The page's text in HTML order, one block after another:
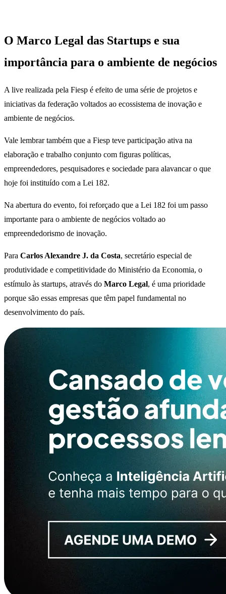
O Marco Legal das Startups e sua
importância para o ambiente de negócios
A live realizada pela Fiesp é efeito de uma série de projetos e
iniciativas da federação voltados ao ecossistema de inovação e
ambiente de negócios.
Vale lembrar também que a Fiesp teve participação ativa na
elaboração e trabalho conjunto com figuras políticas,
empreendedores, pesquisadores e sociedade para alavancar o que
hoje foi instituído com a Lei 182.
Na abertura do evento, foi reforçado que a Lei 182 foi um passo
importante para o ambiente de negócios voltado ao
empreendedorismo de inovação.
Para Carlos Alexandre J. da Costa, secretário especial de
produtividade e competitividade do Ministério da Economia, o
estímulo às startups, através do Marco Legal, é uma prioridade
porque são essas empresas que têm papel fundamental no
desenvolvimento do país.